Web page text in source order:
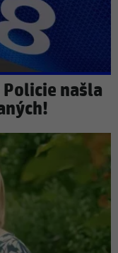
našla